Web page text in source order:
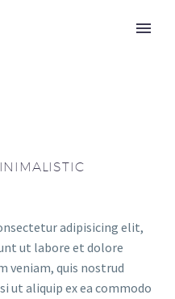
adipisicing elit,
ut labore et dolore
veniam, quis nostrud
ut aliquip ex ea commodo